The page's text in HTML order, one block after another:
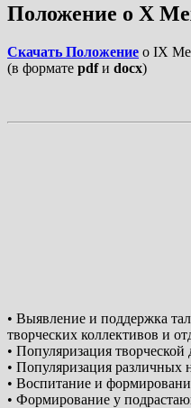
Положение о X
Скачать Положение о IX
(в формате pdfи docx)
• Выявление и поддержка
творческих коллективов и
• Популяризация творческой
• Популяризация различных
• Воспитание и
• Формирование у